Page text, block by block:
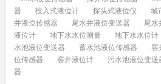
器
投入式液位计 探头式液位仪 城
井液位传感器
尾水井液位变送器 尾水
液位计
地下水水位测量 地下水水位计
水池液位变送器
蓄水池液位传感器 窖
位传感器
窖井液位计 污水池液位变送
器